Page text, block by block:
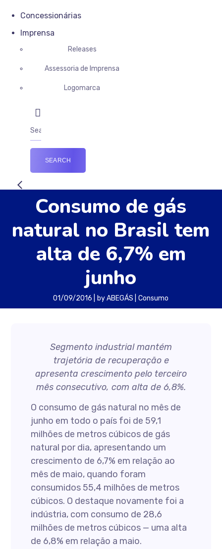
Concessionárias
Imprensa
Releases
Assessoria de Imprensa
Logomarca
Consumo de gás
natural no Brasil tem
alta de 6,7% em
junho
01/09/2016 byABEGÁS Consumo
Segmento industrial mantém
trajetória de recuperação e
apresenta crescimento pelo terceiro
mês consecutivo, com alta de 6,8%.
O consumo de gás natural no mês de
junho em todo o país foi de 59,1
milhões de metros cúbicos de gás
natural por dia, apresentando um
crescimento de 6,7% em relação ao
mês de maio, quando foram
consumidos 55,4 milhões de metros
cúbicos. O destaque novamente foi a
indústria, com consumo de 28,6
milhões de metros cúbicos — uma alta
de 6,8% em relação a maio.